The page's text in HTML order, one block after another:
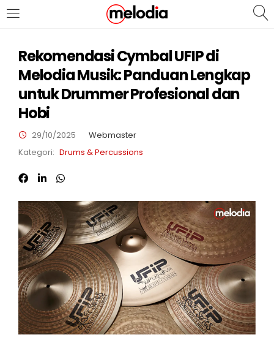
MASUK
Selalu Ingat Saya
Lupa Password Anda?
Atau
Masuk/Daftar dengan Google
Rekomendasi Cymbal UFIP di
Melodia Musik: Panduan Lengkap
untuk Drummer Profesional dan
Hobi
29/10/2025
Webmaster
Kategori: Drums & Percussions